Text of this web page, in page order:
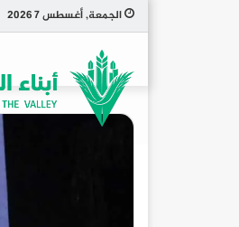
الجمعة, أغسطس 7 2026